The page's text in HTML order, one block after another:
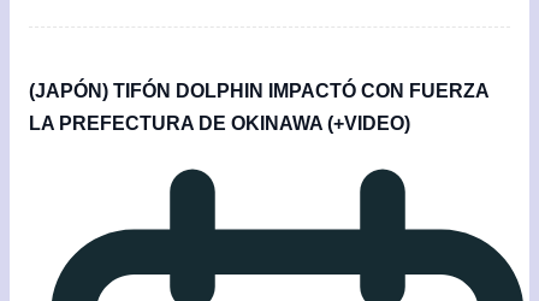
(JAPÓN) TIFÓN DOLPHIN IMPACTÓ CON FUERZA
LA PREFECTURA DE OKINAWA (+VIDEO)